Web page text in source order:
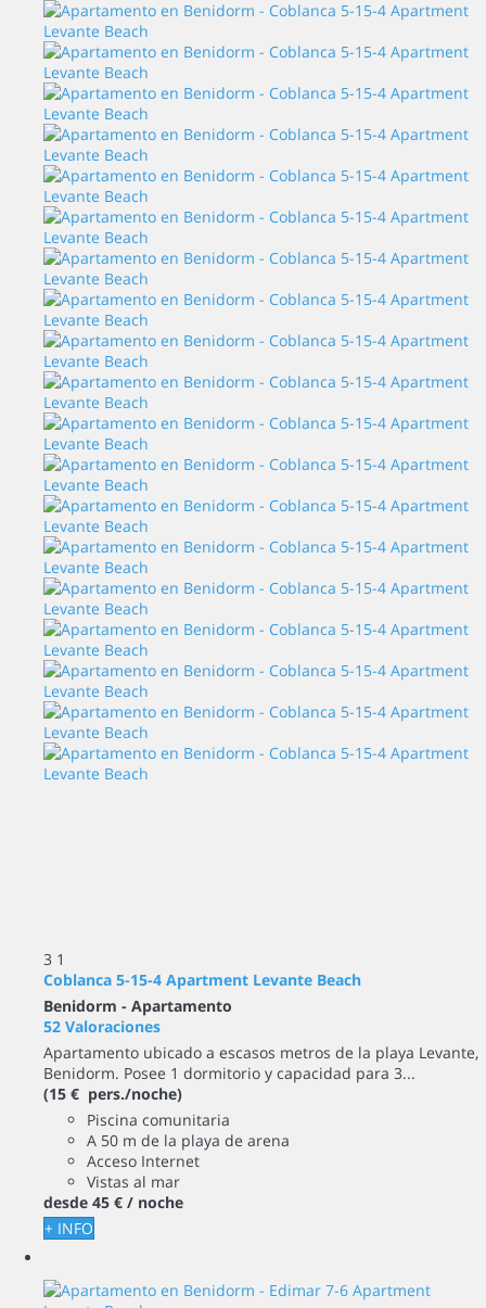
3 1
Coblanca 5-15-4 Apartment Levante Beach
Benidorm - Apartamento
52 Valoraciones
Apartamento ubicado a escasos metros de la playa Levante,
Benidorm. Posee 1 dormitorio y capacidad para 3...
(15 € pers./noche)
Piscina comunitaria
A 50 m de la playa de arena
Acceso Internet
Vistas al mar
desde 45 € / noche
+ INFO